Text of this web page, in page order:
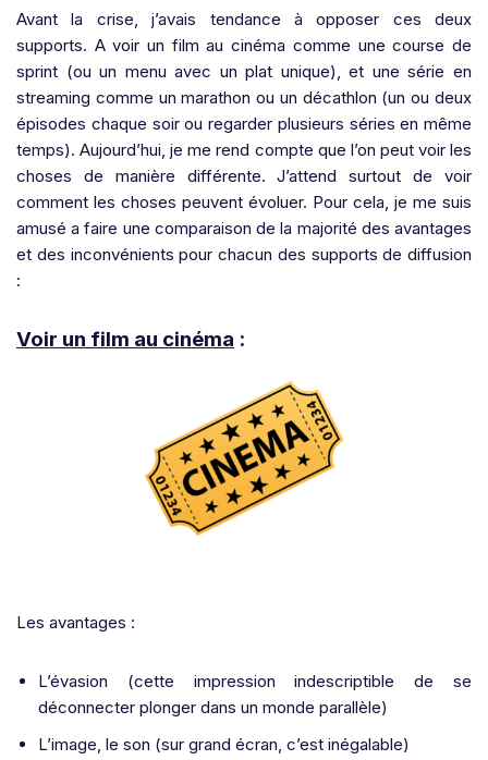
Avant la crise, j’avais tendance à opposer ces deux
supports. A voir un film au cinéma comme une course de
sprint (ou un menu avec un plat unique), et une série en
streaming comme un marathon ou un décathlon (un ou deux
épisodes chaque soir ou regarder plusieurs séries en même
temps). Aujourd’hui, je me rend compte que l’on peut voir les
choses de manière différente. J’attend surtout de voir
comment les choses peuvent évoluer. Pour cela, je me suis
amusé a faire une comparaison de la majorité des avantages
et des inconvénients pour chacun des supports de diffusion
:
Voir un film au cinéma :
Les avantages :
L’évasion (cette impression indescriptible de se
déconnecter plonger dans un monde parallèle)
L’image, le son (sur grand écran, c’est inégalable)